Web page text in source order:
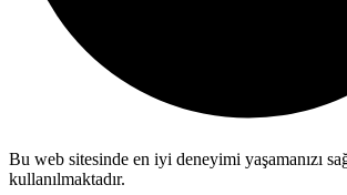
Bu web sitesinde en iyi deneyimi yaşamanızı
kullanılmaktadır.